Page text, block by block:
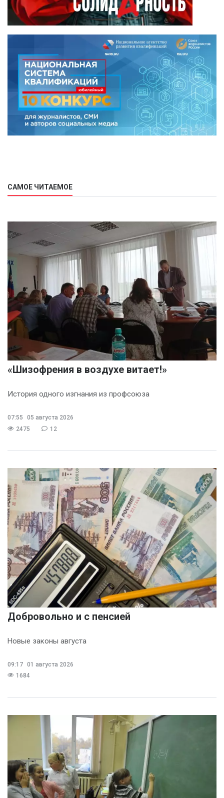
САМОЕ ЧИТАЕМОЕ
«Шизофрения в воздухе витает!»
История одного изгнания из профсоюза
07:55
05 августа 2026
2475
12
Добровольно и с пенсией
Новые законы августа
09:17 01 августа 2026
1684